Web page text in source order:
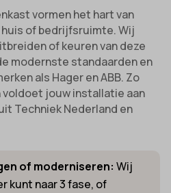
vormen het hart van
of bedrijfsruimte. Wij
of keuren van deze
modernste standaarden en
als Hager en ABB. Zo
jouw installatie aan
Techniek Nederland en
of moderniseren: Wij
kunt naar 3 fase, of